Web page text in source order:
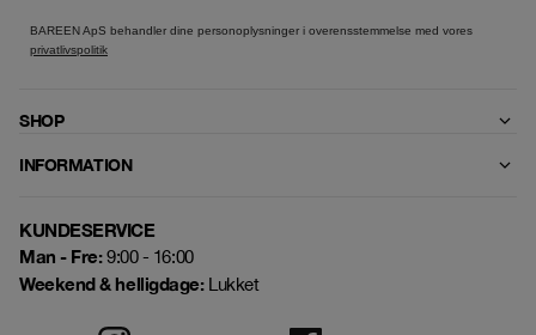
BAREEN ApS behandler dine personoplysninger i overensstemmelse med vores
privatlivspolitik
SHOP
INFORMATION
KUNDESERVICE
Man - Fre:9:00 - 16:00
Weekend & helligdage:Lukket